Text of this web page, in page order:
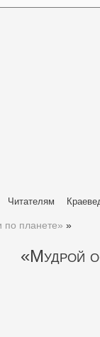
Читателям
по планете» »
«Мудрой